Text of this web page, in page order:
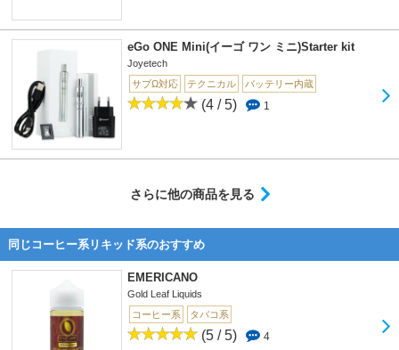
eGo ONE Mini(イーゴ ワン ミニ)Starter kit
Joyetech
サブΩ対応
テクニカル バッテリー内蔵
(4 / 5) 1
さらに他の商品を見る
同じコーヒー系リキッド系のおすすめ
EMERICANO
Gold Leaf Liquids
コーヒー系
タバコ系
(5 / 5) 4